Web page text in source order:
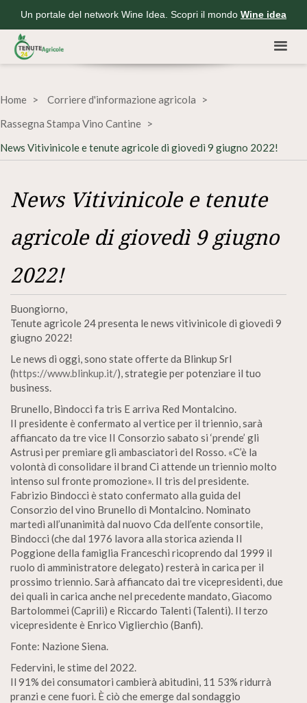
Un portale del network Wine Idea. Scopri il mondo Wine idea
Home
Corriere d'informazione agricola
Rassegna Stampa Vino Cantine
News Vitivinicole e tenute agricole di giovedì 9 giugno 2022!
News Vitivinicole e tenute
agricole di giovedì 9 giugno
2022!
Buongiorno,
Tenute agricole 24 presenta le news vitivinicole di giovedì 9
giugno 2022!
Le news di oggi, sono state offerte da Blinkup Srl
(https://www.blinkup.it/), strategie per potenziare il tuo
business.
Brunello, Bindocci fa tris E arriva Red Montalcino.
II presidente è confermato al vertice per il triennio, sarà
affiancato da tre vice II Consorzio sabato si ‘prende’ gli
Astrusi per premiare gli ambasciatori del Rosso. «C’è la
volontà di consolidare il brand Ci attende un triennio molto
intenso sul fronte promozione». II tris del presidente.
Fabrizio Bindocci è stato confermato alla guida del
Consorzio del vino Brunello di Montalcino. Nominato
martedì all’unanimità dal nuovo Cda dell’ente consortile,
Bindocci (che dal 1976 lavora alla storica azienda II
Poggione della famiglia Franceschi ricoprendo dal 1999 il
ruolo di amministratore delegato) resterà in carica per il
prossimo triennio. Sarà affiancato dai tre vicepresidenti, due
dei quali in carica anche nel precedente mandato, Giacomo
Bartolommei (Caprili) e Riccardo Talenti (Talenti). Il terzo
vicepresidente è Enrico Viglierchio (Banfi).
Fonte: Nazione Siena.
Federvini, le stime del 2022.
Il 91% dei consumatori cambierà abitudini, 11 53% ridurrà
pranzi e cene fuori. È ciò che emerge dal sondaggio